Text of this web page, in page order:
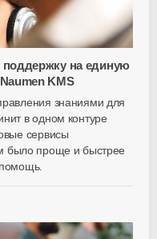
поддержку на единую
KMS
знаниями для
в одном контуре
сервисы
было проще и быстрее